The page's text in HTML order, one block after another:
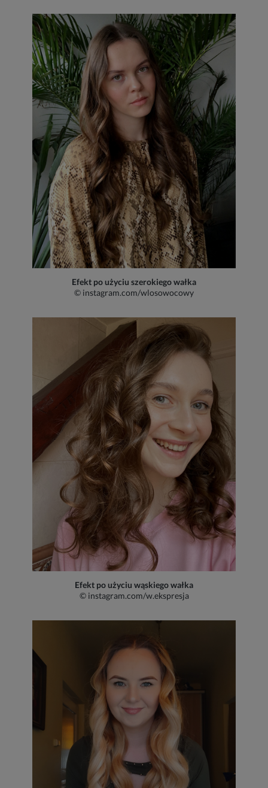
Efekt po użyciu szerokiego wałka
© instagram.com/wlosowocowy
Efekt po użyciu wąskiego wałka
© instagram.com/w.ekspresja